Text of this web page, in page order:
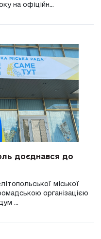
на офіційн...
доєднався до
міської
організацією
...